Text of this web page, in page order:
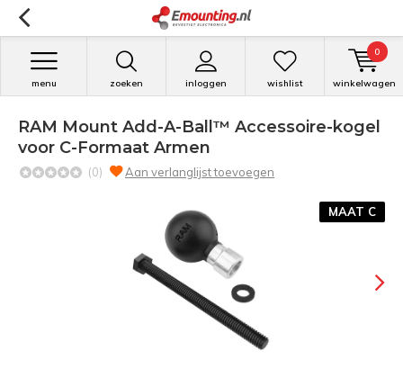
zoeken inloggen
menu wishlist winkelwagen
0
RAM Mount Add-A-Ball™ Accessoire-kogel
voor C-Formaat Armen
(0) Aan verlanglijst toevoegen
MAAT C